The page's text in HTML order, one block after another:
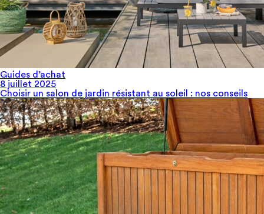
Guides d’achat
8 juillet 2025
Choisir un salon de jardin résistant au soleil​ : nos conseils